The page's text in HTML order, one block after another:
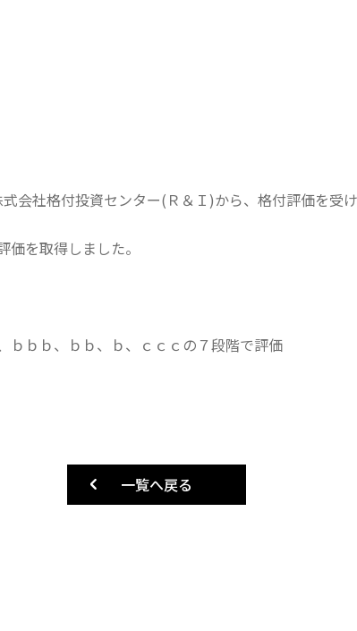
会社格付投資センター(Ｒ＆Ｉ)から、格付評価を受け
を取得しました。
ｂｂｂ、ｂｂ、ｂ、ｃｃｃの７段階で評価
一覧へ戻る